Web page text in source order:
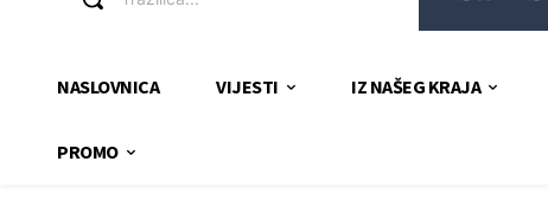
NASLOVNICA VIJESTI IZ NAŠEG KRAJA
PROMO